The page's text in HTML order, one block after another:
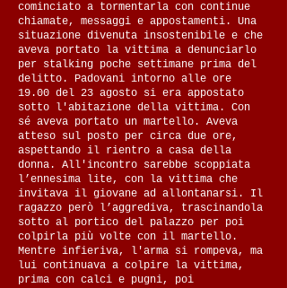
cominciato a tormentarla con continue
chiamate, messaggi e appostamenti. Una
situazione divenuta insostenibile e che
aveva portato la vittima a denunciarlo
per stalking poche settimane prima del
delitto. Padovani intorno alle ore
19.00 del 23 agosto si era appostato
sotto l'abitazione della vittima. Con
sé aveva portato un martello. Aveva
atteso sul posto per circa due ore,
aspettando il rientro a casa della
donna. All'incontro sarebbe scoppiata
l’ennesima lite, con la vittima che
invitava il giovane ad allontanarsi. Il
ragazzo però l’aggrediva, trascinandola
sotto al portico del palazzo per poi
colpirla più volte con il martello.
Mentre infieriva, l'arma si rompeva, ma
lui continuava a colpire la vittima,
prima con calci e pugni, poi